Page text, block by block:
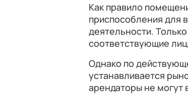
Как правило
приспособления для
деятельности.
соответствующие
Однако по
устанавливается
арендаторы не могут